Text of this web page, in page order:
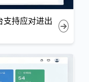
支持应对进出